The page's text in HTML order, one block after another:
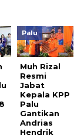
Palu
Muh Rizal
Resmi
Jabat
Kepala KPP
Palu
Gantikan
Andrias
Hendrik